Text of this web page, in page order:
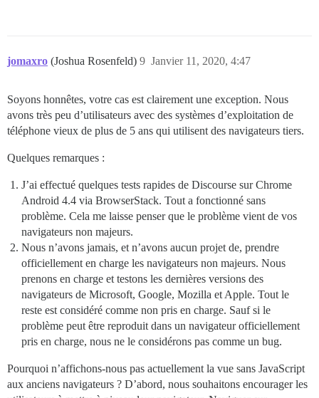
jomaxro (Joshua Rosenfeld) Janvier 11, 2020, 4:47
9
Soyons honnêtes, votre cas est clairement une exception. Nous
avons très peu d’utilisateurs avec des systèmes d’exploitation de
téléphone vieux de plus de 5 ans qui utilisent des navigateurs tiers.
Quelques remarques :
J’ai effectué quelques tests rapides de Discourse sur Chrome
Android 4.4 via BrowserStack. Tout a fonctionné sans
problème. Cela me laisse penser que le problème vient de vos
navigateurs non majeurs.
Nous n’avons jamais, et n’avons aucun projet de, prendre
officiellement en charge les navigateurs non majeurs. Nous
prenons en charge et testons les dernières versions des
navigateurs de Microsoft, Google, Mozilla et Apple. Tout le
reste est considéré comme non pris en charge. Sauf si le
problème peut être reproduit dans un navigateur officiellement
pris en charge, nous ne le considérons pas comme un bug.
Pourquoi n’affichons-nous pas actuellement la vue sans JavaScript
aux anciens navigateurs ? D’abord, nous souhaitons encourager les